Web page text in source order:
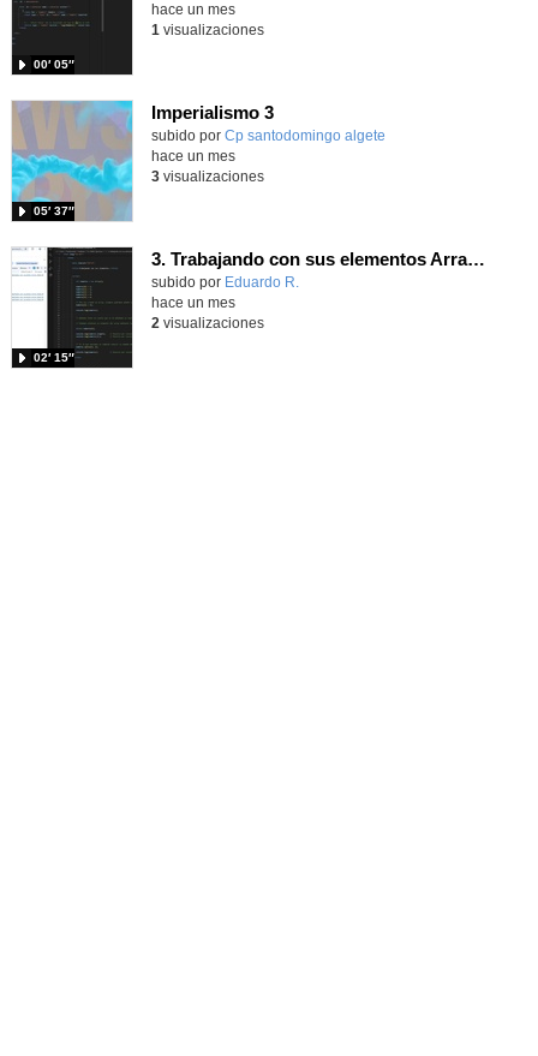
00′ 05″
hace un mes
1 visualizaciones
Imperialismo 3
Contenido educativo.
subido por Cp santodomingo algete
05′ 37″
hace un mes
3visualizaciones
3. Trabajando con sus elementos Array JavaScripts
Contenido educativo.
subido por Eduardo R.
02′ 15″
hace un mes
2 visualizaciones